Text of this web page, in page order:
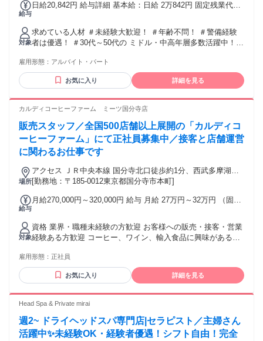
給与
日給20,842円 給与詳細 基本給：日給 2万842円 固定残業代：
手当金額：なし 全員に一律で支払われるその他手当金額：な
し 警備員指導教育責任者1号かつ 施設警備業検定2級保持者は
資格手当32,000円/月を支給
対象
求めている人材 ＃未経験大歓迎！ ＃年齢不問！ ＃警備経験
者は優遇！ ＃30代～50代の ミドル・中高年層多数活躍中！ #
応援！ 「過去の経験を活かして社会復帰したい」 そんな想い
も応援します! ＼こんな経験活かせます！／ 今回募集するお
仕事では、 【警備員】【交通誘導警備員】 【施設警備員】等
現在活躍中のスタッフも、 【飲食店】【製造業】【販売職】
界】 【個人事業主】など様々！
雇用形態： アルバイト・パート
お気に入り 詳細を見る
カルディコーヒーファーム ミーツ国分寺店
販売スタッフ／全国500店舗以上展開の「カルディコ
ーヒーファーム」にて正社員募集中／接客と店舗運営
に関わるお仕事です
場所
アクセス ＪＲ中央本線 国分寺北口徒歩約1分、西武多摩湖線
国分寺北口徒歩約1分、西武国分寺線 国分寺北口徒歩約1分 ※
締め切る場合あり
[勤務地：〒185-0012東京都国分寺市本町]
給与
月給270,000円～320,000円 給与 月給 27万円～32万円 （固定
円～3万6500円（固定残業時間：15時間） 固定残業時間を超
えた勤務時間については別途残業代を支給する ※東京都市圏
調整給(月1万円)含む（一都三県配属に限り） 【手当】 ◆遅番
手当（19時から22時の勤務に対して ＋200円/時間 を支給）
【昇給】昇給・昇格あり 【賞与】年2回※業績による（昨年実
績2回支給） ※当社では定額残業代を支給しておりますが求人
情報内では固定残業代と記載しています。
対象
資格 業界・職種未経験の方歓迎 お客様への販売・接客・営業
経験ある方歓迎 コーヒー、ワイン、輸入食品に興味がある方
食ホール、営業、携帯販売、ホテル・観光業界フロント、 航
空業界グランドスタッフ・CAなど対面での接客経験ある方が
中心で活躍中 ◆ 例外事由2号：お酒のテイスティング業務が
とした早番・遅番での8時間シフト制勤務（土日祝含む）が可
合がございます) ※本求人は中途採用枠となり、新卒採用とは
選考枠が異なります
雇用形態： 正社員
お気に入り 詳細を見る
Head Spa & Private mirai
週2~ ドライヘッドスパ専門店|セラピスト／主婦さん
活躍中✨未経験OK・経験者優遇！シフト自由！完全